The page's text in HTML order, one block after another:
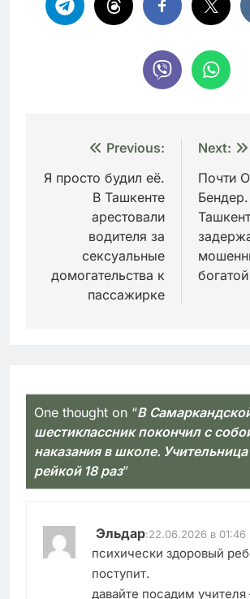
Навигация
по
записям
Previous:
Я просто будил её.
В Ташкенте
арестовали
водителя за
сексуальные
домогательства к
пассажирке
Next:
Почти
One thought on “В
шестиклассник покончил с
наказания в школе. Учительница
рейкой 18 раз”
Эльдар:22.06.2026 в 01:46
психически здоровый
поступит.
давайте посадим